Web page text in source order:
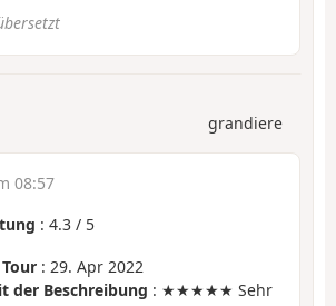
grandiere
08:57
: 4.3 / 5
: 29. Apr 2022
der Beschreibung : ★★★★★ Sehr